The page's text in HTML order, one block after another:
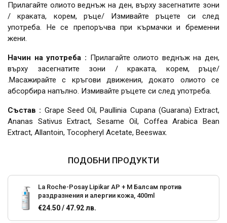
ПОДОБНИ ПРОДУКТИ
La Roche-Posay Lipikar AP + М Балсам против
раздразнения и алергии кожа, 400ml
€24.50 / 47.92 лв.
Прилагайте олиото веднъж на ден, върху засегнатите зони
/ краката, корем, ръце/ Измивайте ръцете си след
употреба. Не се препоръчва при кърмачки и бременни
жени.
Начин на употреба : Прилагайте олиото веднъж на ден,
върху засегнатите зони / краката, корем, ръце/
.Масажирайте с кръгови движения, докато олиото се
абсорбира напълно. Измивайте ръцете си след употреба.
Състав : Grape Seed Oil, Paullinia Cupana (Guarana) Extract,
Ananas Sativus Extract, Sesame Oil, Coffea Arabica Bean
Extract, Allantoin, Tocopheryl Acetate, Beeswax.